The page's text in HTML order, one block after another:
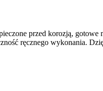
przed korozją, gotowe
ręcznego wykonania.